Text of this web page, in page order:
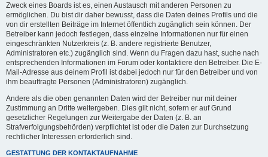
Zweck eines Boards ist es, einen Austausch mit anderen Personen zu
ermöglichen. Du bist dir daher bewusst, dass die Daten deines Profils und die
von dir erstellten Beiträge im Internet öffentlich zugänglich sein können. Der
Betreiber kann jedoch festlegen, dass einzelne Informationen nur für einen
eingeschränkten Nutzerkreis (z. B. andere registrierte Benutzer,
Administratoren etc.) zugänglich sind. Wenn du Fragen dazu hast, suche nach
entsprechenden Informationen im Forum oder kontaktiere den Betreiber. Die E-
Mail-Adresse aus deinem Profil ist dabei jedoch nur für den Betreiber und von
ihm beauftragte Personen (Administratoren) zugänglich.
Andere als die oben genannten Daten wird der Betreiber nur mit deiner
Zustimmung an Dritte weitergeben. Dies gilt nicht, sofern er auf Grund
gesetzlicher Regelungen zur Weitergabe der Daten (z. B. an
Strafverfolgungsbehörden) verpflichtet ist oder die Daten zur Durchsetzung
rechtlicher Interessen erforderlich sind.
GESTATTUNG DER KONTAKTAUFNAHME